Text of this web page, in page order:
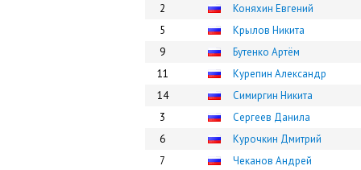
2
Коняхин Евгений
5
Крылов Никита
9
Бутенко Артём
11
Курепин Александр
14
Симиргин Никита
3
Сергеев Данила
6
Курочкин Дмитрий
7
Чеканов Андрей